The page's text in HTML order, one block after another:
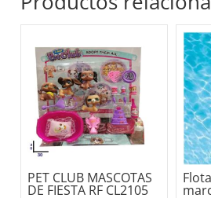
PET CLUB MASCOTAS
DE FIESTA RF CL2105